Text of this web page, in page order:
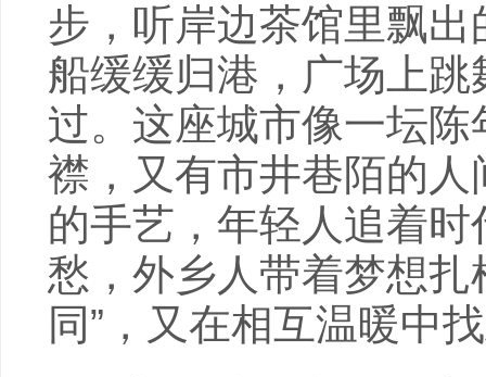
步，听岸边茶馆里飘
船缓缓归港，广场上
过。这座城市像一坛
襟，又有市井巷陌的
的手艺，年轻人追着
愁，外乡人带着梦想
同”，又在相互温暖中